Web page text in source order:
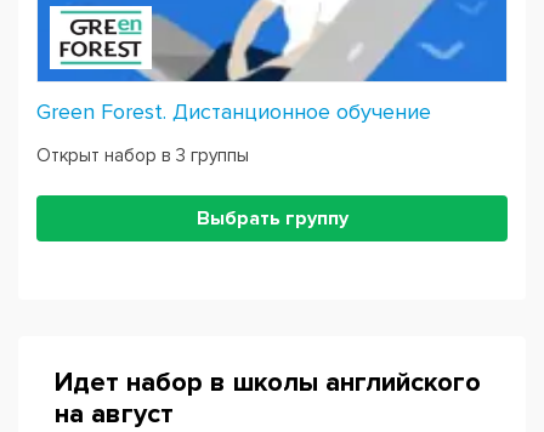
Green Forest. Дистанционное обучение
Открыт набор в 3 группы
Выбрать группу
Идет набор в школы английского
на август